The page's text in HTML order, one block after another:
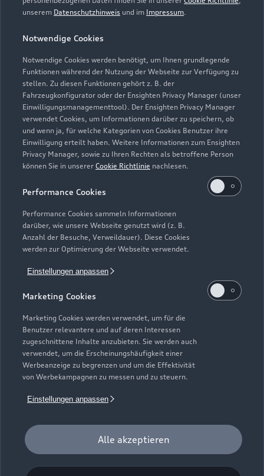
unserem Datenschutzhinweis und im Impressum.
Notwendige Cookies
Notwendige Cookies werden benötigt, um Ihnen grundlegende
Funktionen während der Nutzung der Webseite zur Verfügung zu
stellen. Zu diesen Funktionen gehört z. B. der
Fahrzeugkonfigurator oder der Ensighten Privacy Manager (unser
Einwilligungsmanagementtool). Der Ensighten Privacy Manager
verwendet Cookies, um Informationen darüber zu speichern, ob
und wenn ja, für welche Kategorien von Cookies Benutzer ihre
Einwilligung erteilt haben. Weitere Informationen zum Ensighten
Privacy Manager, sowie zu Ihren Rechten als betroffene Person
können Sie in unserer Cookie Richtlinie nachlesen.
Performance Cookies
Performance Cookies sammeln Informationen
darüber, wie unsere Webseite genutzt wird (z. B.
Anzahl der Besuche, Verweildauer). Diese Cookies
werden zur Optimierung der Webseite verwendet.
Einstellungen anpassen
Marketing Cookies
Marketing Cookies werden verwendet, um für die
Benutzer relevantere und auf deren Interessen
zugeschnittene Inhalte anzubieten. Sie werden auch
verwendet, um die Erscheinungshäufigkeit einer
Werbeanzeige zu begrenzen und um die Effektivität
von Werbekampagnen zu messen und zu steuern.
Einstellungen anpassen
Alle akzeptieren
Zurück nach oben
Modelle
Elektromodelle
Plug-in-Hybride
Neuwagensuche
Gebrauchtwagensuche
Geschäftskunden
Service & Zubehör
Saisonale Angebote
Audi Services
Garantie
Audi digital services
myAudi
Support
Audi Code
Häufige Fragen (FAQ)
Audi Online Beratung
Online-Terminvereinbarung
Servicekontakt
Bordbuch & Bedienungsanleitungen
Verträge kündigen
Über Audi
Unternehmen
Karriere
Investor Relations
Audi erleben
© 2026 AUDI AG. Alle Rechte vorbehalten
Impressum Rechtliches
Cookie-Richtlinie
Digital Services Act
EU Data Act